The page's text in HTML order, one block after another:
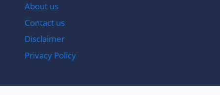
About us
Contact us
Disclaimer
Privacy Policy